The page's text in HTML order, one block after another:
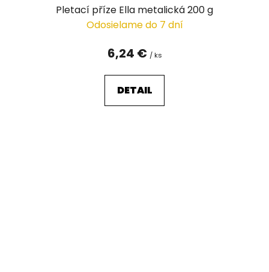
Pletací příze Ella metalická 200 g
Odosielame do 7 dní
6,24 € / ks
DETAIL